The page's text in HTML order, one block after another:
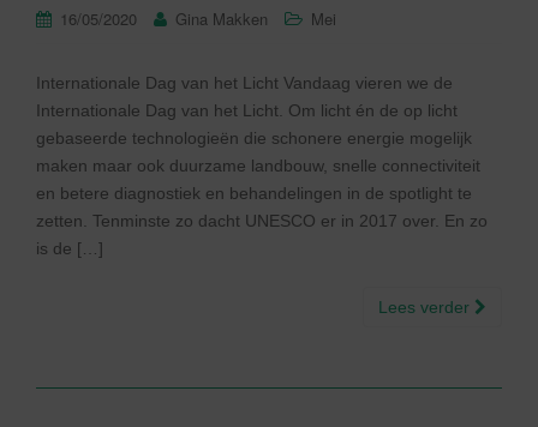
16/05/2020 Gina Makken Mei
Internationale Dag van het Licht Vandaag vieren we de
Internationale Dag van het Licht. Om licht én de op licht
gebaseerde technologieën die schonere energie mogelijk
maken maar ook duurzame landbouw, snelle connectiviteit
en betere diagnostiek en behandelingen in de spotlight te
zetten. Tenminste zo dacht UNESCO er in 2017 over. En zo
is de […]
Lees verder